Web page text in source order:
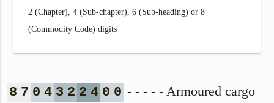
2 (Chapter), 4 (Sub-chapter), 6 (Sub-heading) or 8
(Commodity Code) digits
8 7 0 4 3 2 2 4 0 0 - - - - - Armoured cargo